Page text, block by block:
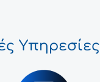
Υπηρεσίες